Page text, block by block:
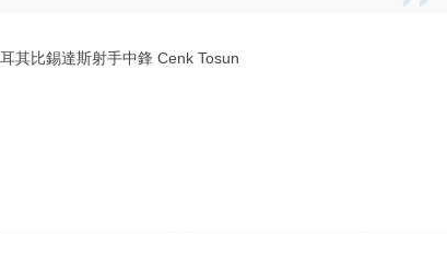
其比錫達斯射手中鋒 Cenk Tosun